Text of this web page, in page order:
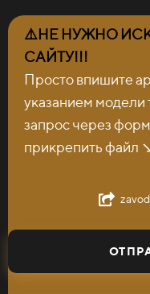
⚠️НЕ НУЖНО
САЙТУ!!!
Просто впишите
указанием модели
запрос через
прикрепить файл